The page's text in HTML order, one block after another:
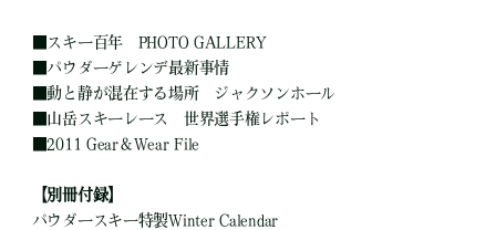
スキー百年 PHOTO GALLERY
パウダーゲレンデ最新事情
■動と静が混在する場所 ジャクソンホール
山岳スキーレース 世界選手権レポート
■2011 Gear＆Wear File
【別冊付録】
パウダースキー特製Winter Calendar